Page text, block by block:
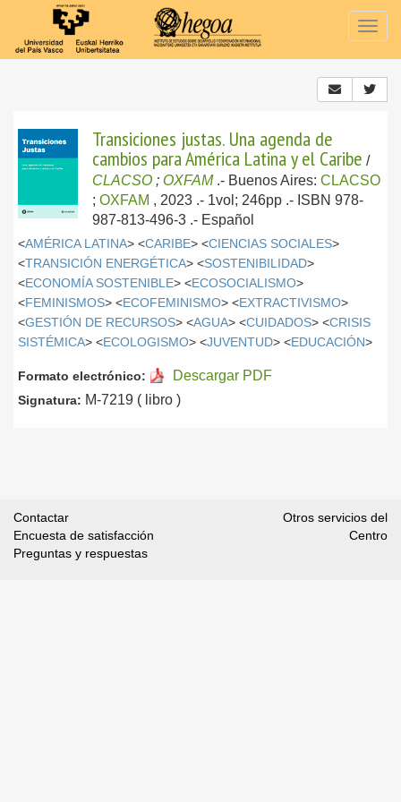
Transiciones justas. Una agenda de
cambios para América Latina y el Caribe /
CLACSO ; OXFAM .- Buenos Aires: CLACSO
; OXFAM , 2023 .- 1vol; 246pp .- ISBN 978-
987-813-496-3 .- Español
<AMÉRICA LATINA> <CARIBE> <CIENCIAS SOCIALES>
<TRANSICIÓN ENERGÉTICA> <SOSTENIBILIDAD>
<ECONOMÍA SOSTENIBLE> <ECOSOCIALISMO>
<FEMINISMOS> <ECOFEMINISMO> <EXTRACTIVISMO>
<GESTIÓN DE RECURSOS> <AGUA> <CUIDADOS> <CRISIS
SISTÉMICA> <ECOLOGISMO> <JUVENTUD> <EDUCACIÓN>
Formato electrónico: Descargar PDF
Signatura: M-7219 ( libro )
Contactar
Encuesta de satisfacción
Preguntas y respuestas
Otros servicios del
Centro